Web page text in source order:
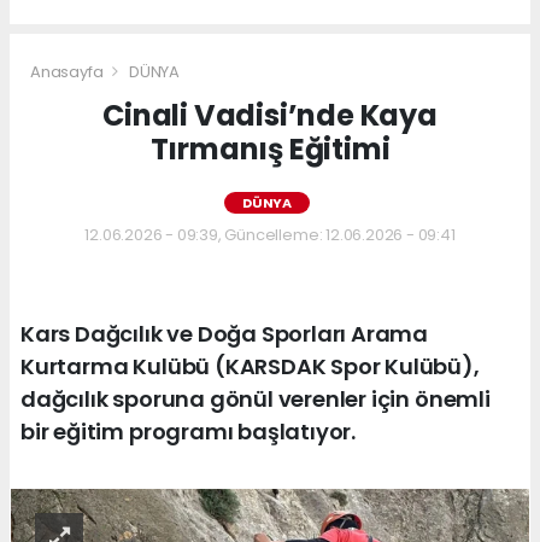
Anasayfa DÜNYA
Cinali Vadisi’nde Kaya
Tırmanış Eğitimi
DÜNYA
12.06.2026 - 09:39, Güncelleme: 12.06.2026 - 09:41
Kars Dağcılık ve Doğa Sporları Arama
Kurtarma Kulübü (KARSDAK Spor Kulübü),
dağcılık sporuna gönül verenler için önemli
bir eğitim programı başlatıyor.